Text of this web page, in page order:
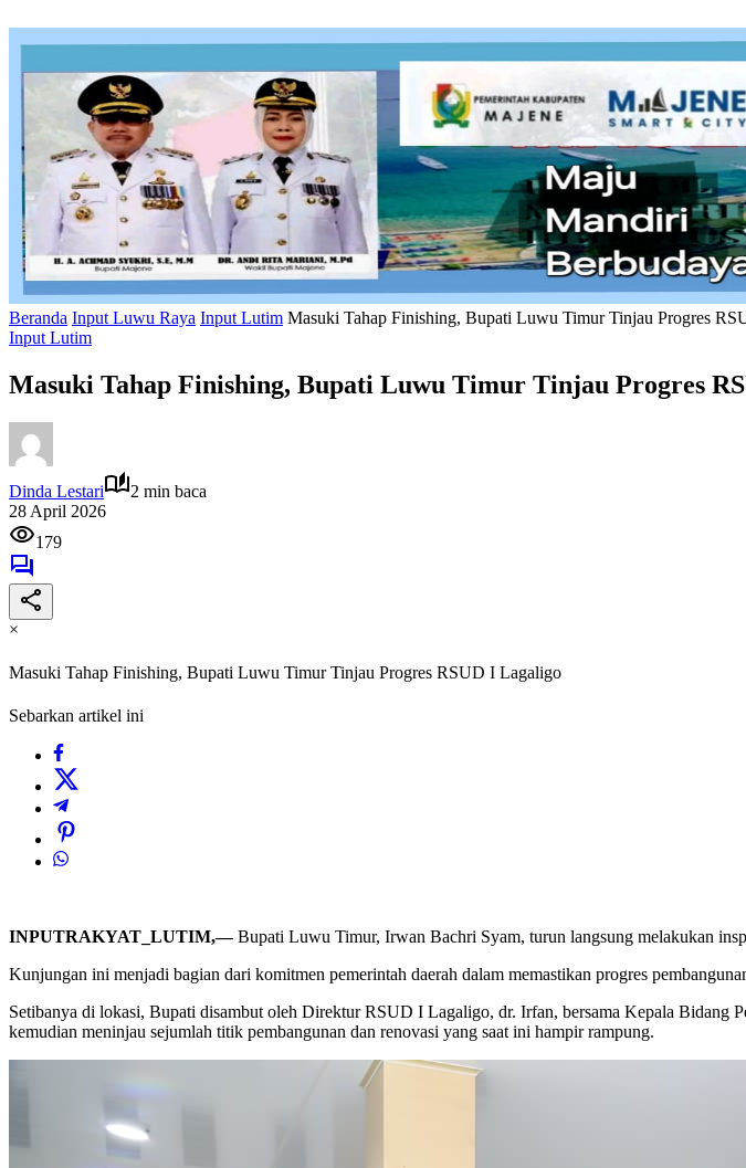
Beranda Input Luwu Raya Input Lutim Masuki Tahap Finishing, Bupati Luwu Timur Tinjau Progres
Input Lutim
Masuki Tahap Finishing, Bupati Luwu Timur Tinjau Progres
Dinda Lestari
2 min baca
28 April 2026
179
×
Masuki Tahap Finishing, Bupati Luwu Timur Tinjau Progres RSUD I Lagaligo
Sebarkan artikel ini
INPUTRAKYAT_LUTIM,—Bupati Luwu Timur, Irwan Bachri Syam, turun langsung melakukan
Kunjungan ini menjadi bagian dari komitmen pemerintah daerah dalam memastikan progres
Setibanya di lokasi, Bupati disambut oleh Direktur RSUD I Lagaligo, dr. Irfan, bersama Kepala Bidang
kemudian meninjau sejumlah titik pembangunan dan renovasi yang saat ini hampir rampung.